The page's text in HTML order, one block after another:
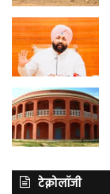
टेक्नोलॉजी